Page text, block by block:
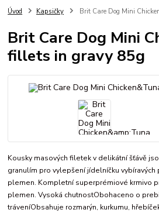
Úvod Kapsičky Brit Care Dog Mini
Brit Care Dog Mini
fillets in gravy 85g
Kousky masových filetek v delikátní šťávě
granulím pro vylepšení jídelníčku vybíravých
plemen. Kompletní superprémiové krmivo
plemen. Vysoká chutnostObohaceno o
tráveníObsahuje rozmarýn, kurkumu,